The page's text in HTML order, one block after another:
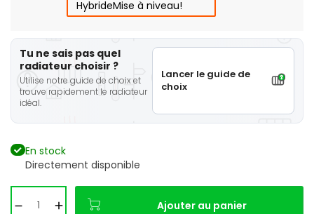
HybrideMise à niveau!
Tu ne sais pas quel
radiateur choisir ?
Utilise notre guide de choix et
trouve rapidement le radiateur
idéal.
Lancer le guide de
choix
En stock
Directement disponible
Ajouter au panier